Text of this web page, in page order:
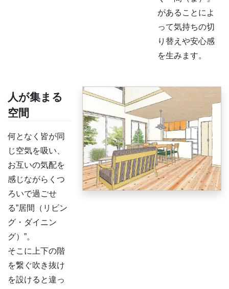
があることによ
って気持ちの切
り替えや安心感
を生みます。
人が集まる
空間
何となく皆が同
じ空気を吸い、
お互いの気配を
感じながらくつ
ろいで過ごせ
る”居間（リビン
グ・ダイニン
グ）”。
そこに上下の階
を繋ぐ吹き抜け
を設けると違っ